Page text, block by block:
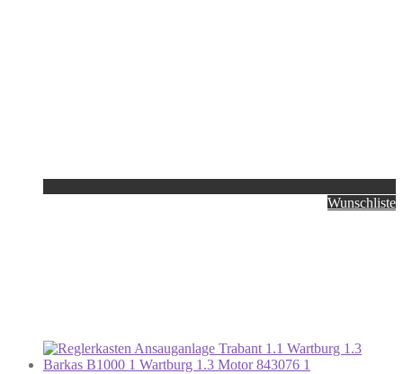
Wunschliste